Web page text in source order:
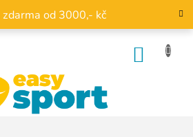
zdarma od 3000,- kč